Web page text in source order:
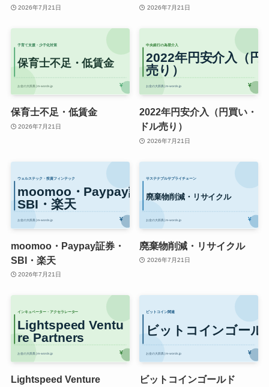
2026年7月21日 2026年7月21日
保育士不足・低賃金
2026年7月21日
2022年円安介入（円買い・
ドル売り）
2026年7月21日
moomoo・Paypay証券・
SBI・楽天
2026年7月21日
廃棄物削減・リサイクル
2026年7月21日
Lightspeed Venture
ビットコインゴールド